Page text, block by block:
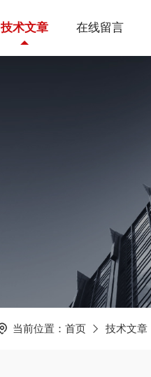
技术文章 在线留言
当前位置： 首页 技术文章